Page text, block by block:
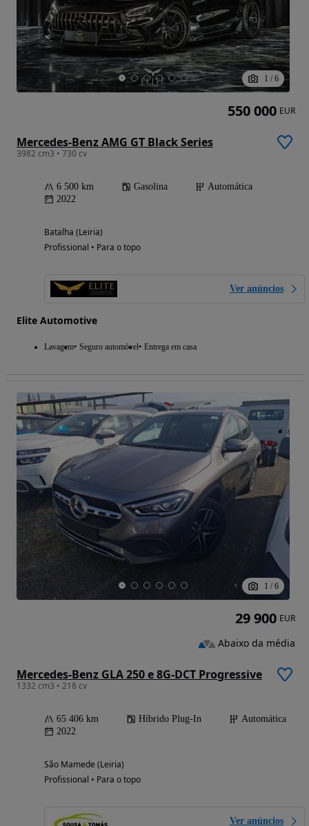
1 / 6
Mercedes-Benz AMG GT Black Series
3982 cm3 • 730 cv
6 500 km Gasolina
Automática
2022
Batalha (Leiria)
Profissional • Para o topo
Ver anúncios
Elite Automotive
Lavagem Seguro automóvel Entrega em casa
550 000 EUR
1 / 6
Mercedes-Benz GLA 250 e 8G-DCT Progressive
1332 cm3 • 218 cv
65 406 km Híbrido Plug-In
Automática
2022
São Mamede (Leiria)
Profissional • Para o topo
Ver anúncios
29 900 EUR
Abaixo da média